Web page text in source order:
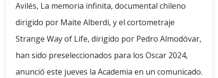
Avilés, La memoria infinita, documental chileno
dirigido por Maite Alberdi, y el cortometraje
Strange Way of Life, dirigido por Pedro Almodóvar,
han sido preseleccionados para los Oscar 2024,
anunció este jueves la Academia en un comunicado.